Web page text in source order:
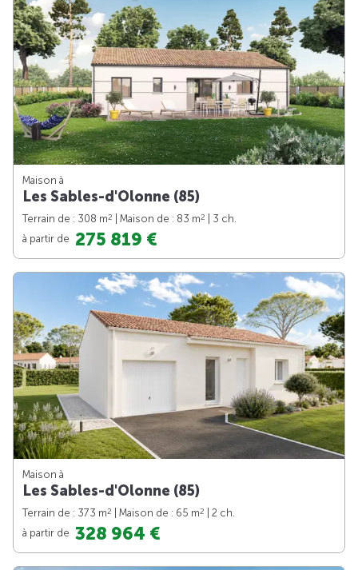
Maison à
Les Sables-d'Olonne (85)
Terrain de : 308 m2 | Maison de : 83 m2
| 3 ch.
à partir de 275 819 €
Maison à
Les Sables-d'Olonne (85)
Terrain de : 373 m2 | Maison de : 65 m2
| 2 ch.
à partir de 328 964 €